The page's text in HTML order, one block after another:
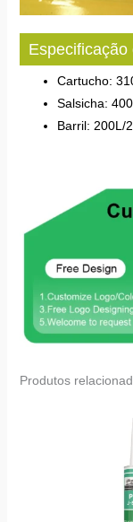
Especificação
Cartucho:
Salsicha:
Barril: 200L/
Produtos